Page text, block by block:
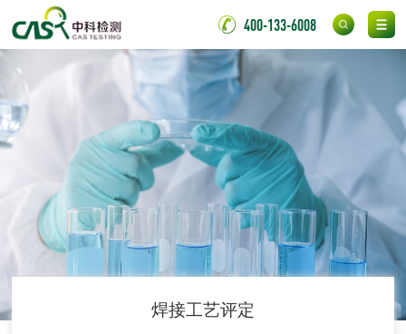
400-133-6008
焊接工艺评定
防霉检测
消毒产品备案 防螨除螨检测
微生物检测
化妆品
化妆品毒理试验 化妆品毒理测试
化妆品眼刺激试验